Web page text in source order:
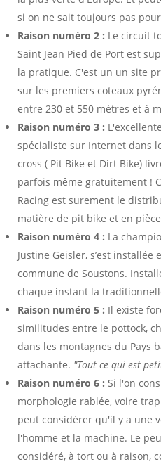
si on ne sait toujours pas
Raison numéro 2 : Le circuit
Saint Jean Pied de Port est
la pratique. C'est un un site
sur les premiers coteaux
entre 230 et 550 mètres et à
Raison numéro 3 :
spécialiste sur Internet dans
cross ( Pit Bike et Dirt Bike)
parfois même gratuitement !
Racing est surement le
matière de pit bike et en
Raison numéro 4 : La
Justine Geisler, s’est
commune de Soustons.
chaque instant la
Raison numéro 5 : Il existe
similitudes entre le pottock,
dans les montagnes du Pays
attachante. "Tout ce qui est
Raison numéro 6 :Si l'on
morphologie rablée, voire
peut considérer qu'il y a une
l'homme et la machine. Le
considéré, à tort ou à raison,